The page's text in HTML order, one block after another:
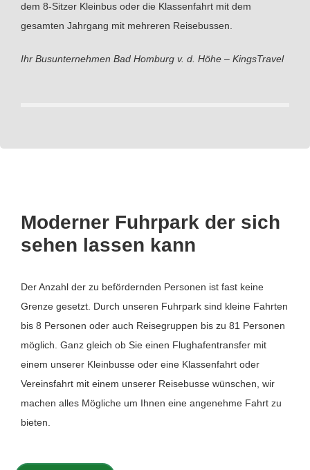
dem 8-Sitzer Kleinbus oder die Klassenfahrt mit dem
gesamten Jahrgang mit mehreren Reisebussen.
Ihr Busunternehmen Bad Homburg v. d. Höhe – KingsTravel
Moderner Fuhrpark der sich
sehen lassen kann
Der Anzahl der zu befördernden Personen ist fast keine
Grenze gesetzt. Durch unseren Fuhrpark sind kleine Fahrten
bis 8 Personen oder auch Reisegruppen bis zu 81 Personen
möglich. Ganz gleich ob Sie einen Flughafentransfer mit
einem unserer Kleinbusse oder eine Klassenfahrt oder
Vereinsfahrt mit einem unserer Reisebusse wünschen, wir
machen alles Mögliche um Ihnen eine angenehme Fahrt zu
bieten.